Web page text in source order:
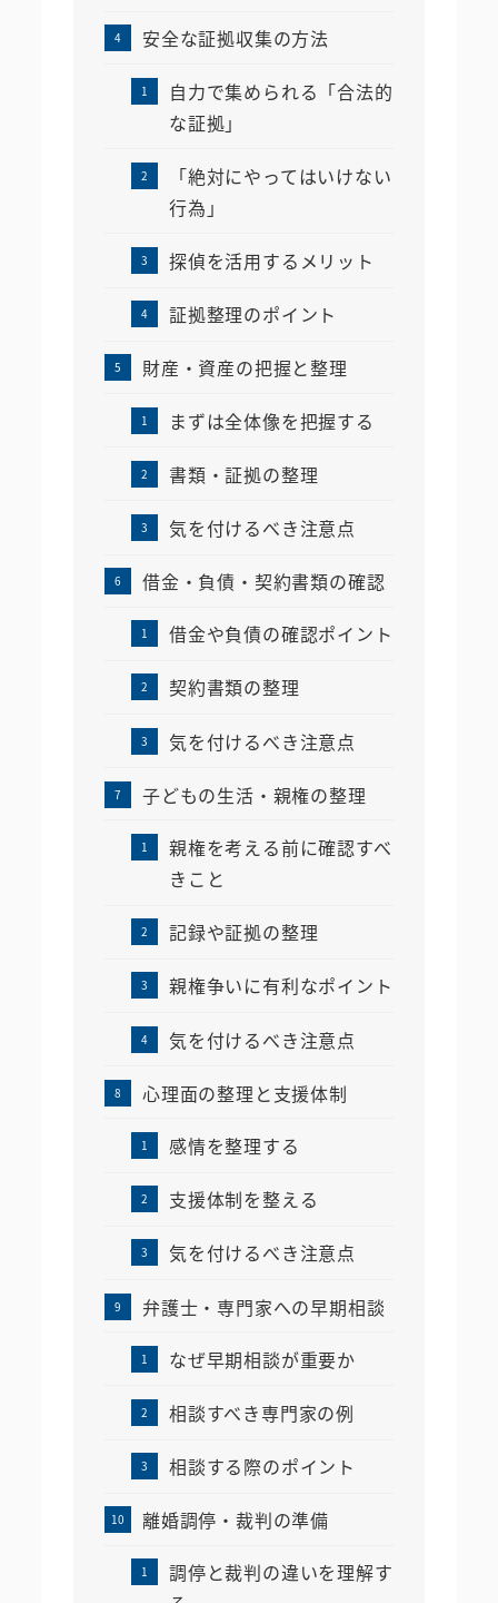
安全な証拠収集の方法
自力で集められる「合法的
な証拠」
「絶対にやってはいけない
行為」
探偵を活用するメリット
証拠整理のポイント
財産・資産の把握と整理
まずは全体像を把握する
書類・証拠の整理
気を付けるべき注意点
借金・負債・契約書類の確認
借金や負債の確認ポイント
契約書類の整理
気を付けるべき注意点
子どもの生活・親権の整理
親権を考える前に確認すべ
きこと
記録や証拠の整理
親権争いに有利なポイント
気を付けるべき注意点
心理面の整理と支援体制
感情を整理する
支援体制を整える
気を付けるべき注意点
弁護士・専門家への早期相談
なぜ早期相談が重要か
相談すべき専門家の例
相談する際のポイント
離婚調停・裁判の準備
調停と裁判の違いを理解す